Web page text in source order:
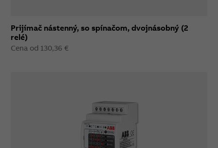
Prijímač nástenný, so spínačom, dvojnásobný (2
relé)
Cena od 130,36 €